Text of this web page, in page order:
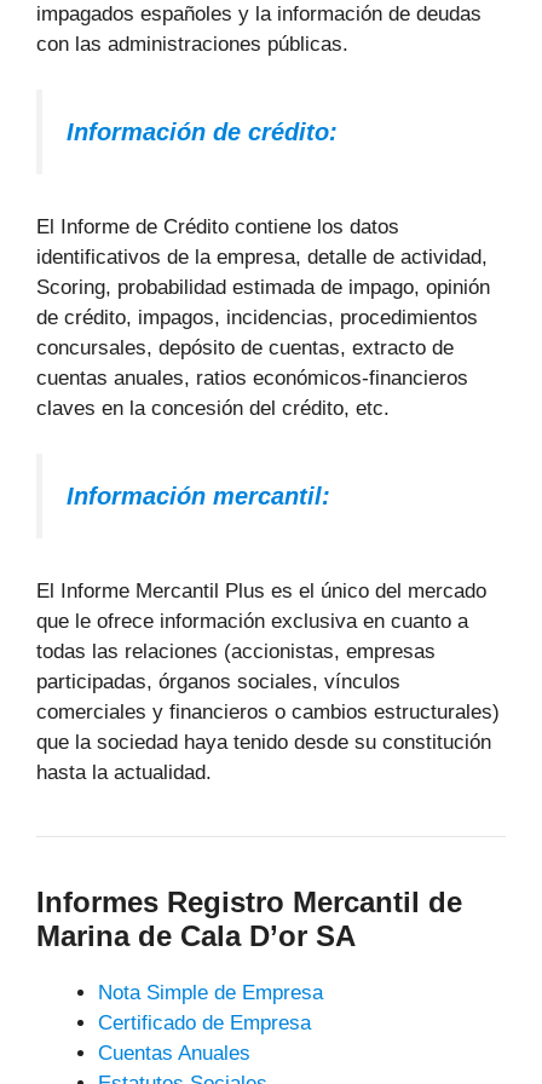
impagados españoles y la información de deudas
con las administraciones públicas.
Información de crédito:
El Informe de Crédito contiene los datos
identificativos de la empresa, detalle de actividad,
Scoring, probabilidad estimada de impago, opinión
de crédito, impagos, incidencias, procedimientos
concursales, depósito de cuentas, extracto de
cuentas anuales, ratios económicos-financieros
claves en la concesión del crédito, etc.
Información mercantil:
El Informe Mercantil Plus es el único del mercado
que le ofrece información exclusiva en cuanto a
todas las relaciones (accionistas, empresas
participadas, órganos sociales, vínculos
comerciales y financieros o cambios estructurales)
que la sociedad haya tenido desde su constitución
hasta la actualidad.
Informes Registro Mercantil de
Marina de Cala D’or SA
Nota Simple de Empresa
Certificado de Empresa
Cuentas Anuales